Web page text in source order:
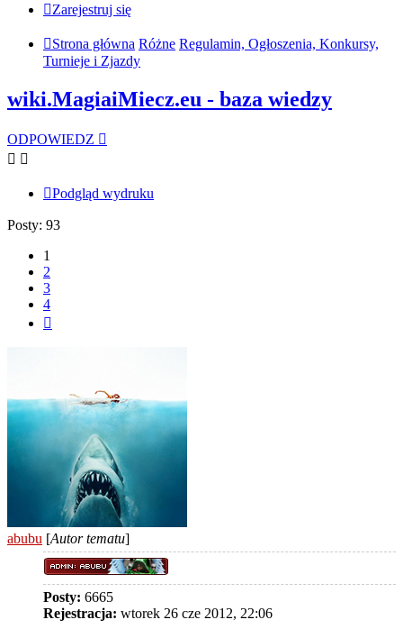
Zarejestruj się
Strona główna Różne Regulamin, Ogłoszenia, Konkursy,
Turnieje i Zjazdy
wiki.MagiaiMiecz.eu - baza wiedzy
ODPOWIEDZ
Podgląd wydruku
Posty: 93
1
2
3
4
abubu [Autor tematu]
Posty: 6665
Rejestracja: wtorek 26 cze 2012, 22:06